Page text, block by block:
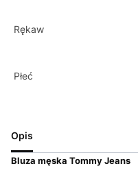
Rękaw
Płeć
Opis
Bluza męska Tommy Jeans